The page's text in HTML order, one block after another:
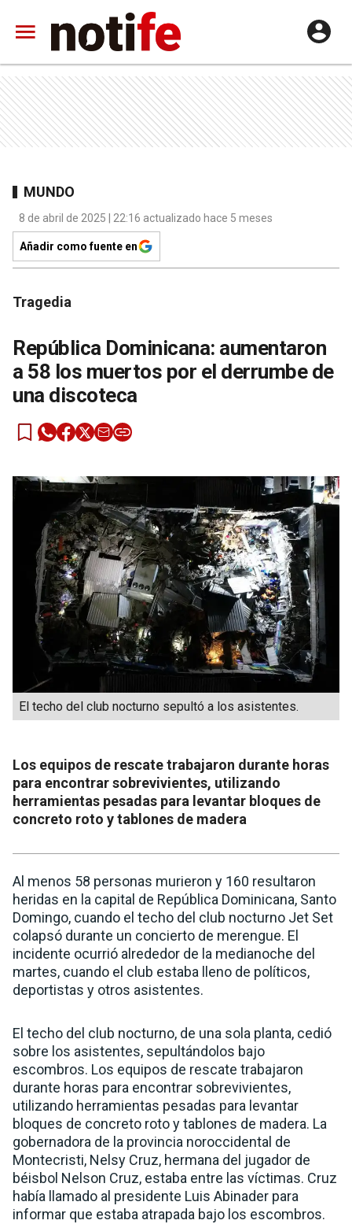
MUNDO
8 de abril de 2025 | 22:16 actualizado hace 5 meses
Añadir como fuente en
Tragedia
República Dominicana: aumentaron
a 58 los muertos por el derrumbe de
una discoteca
El techo del club nocturno sepultó a los asistentes.
Los equipos de rescate trabajaron durante horas
para encontrar sobrevivientes, utilizando
herramientas pesadas para levantar bloques de
concreto roto y tablones de madera
Al menos 58 personas murieron y 160 resultaron
heridas en la capital de República Dominicana, Santo
Domingo, cuando el techo del club nocturno Jet Set
colapsó durante un concierto de merengue. El
incidente ocurrió alrededor de la medianoche del
martes, cuando el club estaba lleno de políticos,
deportistas y otros asistentes.
El techo del club nocturno, de una sola planta, cedió
sobre los asistentes, sepultándolos bajo
escombros. Los equipos de rescate trabajaron
durante horas para encontrar sobrevivientes,
utilizando herramientas pesadas para levantar
bloques de concreto roto y tablones de madera. La
gobernadora de la provincia noroccidental de
Montecristi, Nelsy Cruz, hermana del jugador de
béisbol Nelson Cruz, estaba entre las víctimas. Cruz
había llamado al presidente Luis Abinader para
informar que estaba atrapada bajo los escombros.